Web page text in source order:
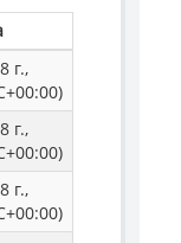
г.,
г.,
г.,